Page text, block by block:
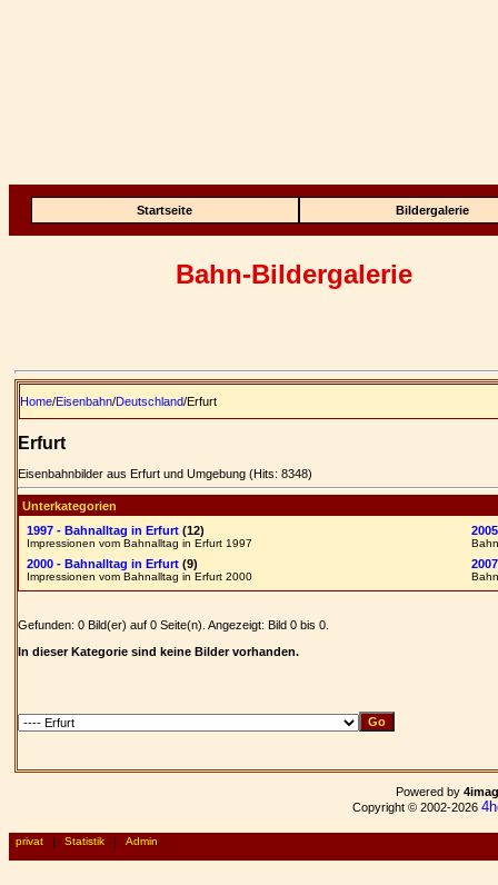
Startseite Bildergalerie
Bahn-Bildergalerie
Home/Eisenbahn/Deutschland/Erfurt
Erfurt
Eisenbahnbilder aus Erfurt und Umgebung (Hits: 8348)
Unterkategorien
1997 - Bahnalltag in Erfurt (12)
Impressionen vom Bahnalltag in Erfurt 1997
2000 - Bahnalltag in Erfurt (9)
Impressionen vom Bahnalltag in Erfurt 2000
Gefunden: 0 Bild(er) auf 0 Seite(n). Angezeigt: Bild 0 bis 0.
In dieser Kategorie sind keine Bilder vorhanden.
Powered by
Copyright © 2002-2026
privat | Statistik | Admin